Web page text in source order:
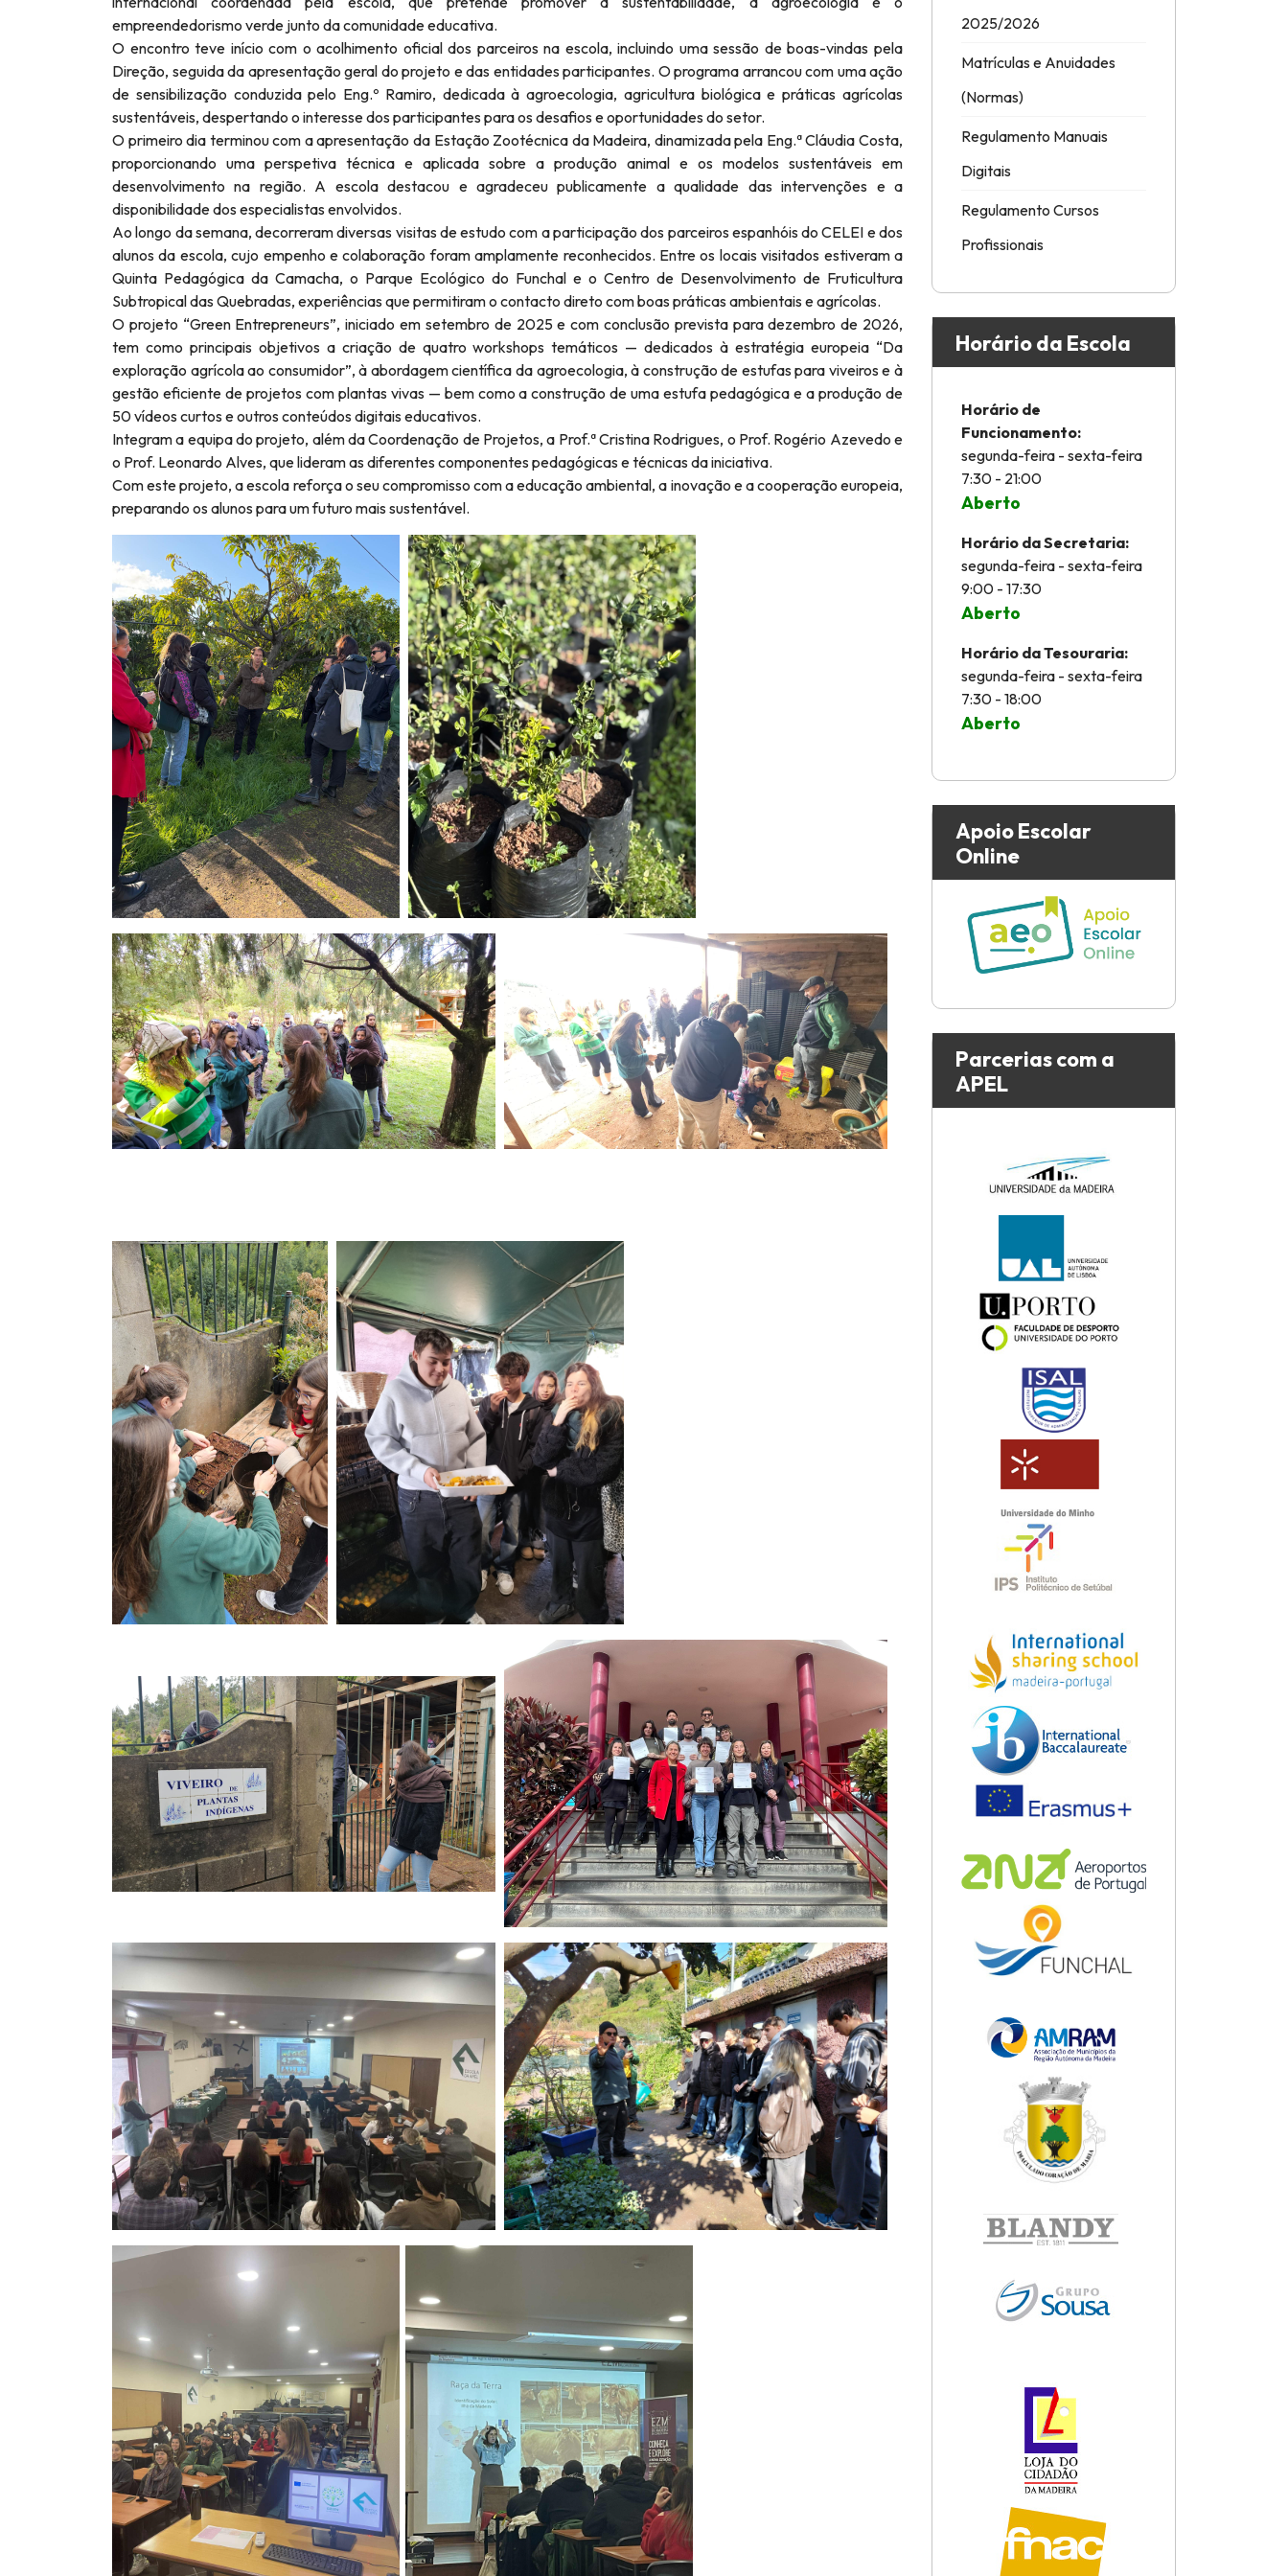
empreendedorismo verde junto da comunidade educativa.
O encontro teve início com o acolhimento oficial dos parceiros na escola, incluindo uma sessão de boas-vindas pela
Direção, seguida da apresentação geral do projeto e das entidades participantes. O programa arrancou com uma ação
de sensibilização conduzida pelo Eng.º Ramiro, dedicada à agroecologia, agricultura biológica e práticas agrícolas
sustentáveis, despertando o interesse dos participantes para os desafios e oportunidades do setor.
O primeiro dia terminou com a apresentação da Estação Zootécnica da Madeira, dinamizada pela Eng.ª Cláudia Costa,
proporcionando uma perspetiva técnica e aplicada sobre a produção animal e os modelos sustentáveis em
desenvolvimento na região. A escola destacou e agradeceu publicamente a qualidade das intervenções e a
disponibilidade dos especialistas envolvidos.
Ao longo da semana, decorreram diversas visitas de estudo com a participação dos parceiros espanhóis do CELEI e dos
alunos da escola, cujo empenho e colaboração foram amplamente reconhecidos. Entre os locais visitados estiveram a
Quinta Pedagógica da Camacha, o Parque Ecológico do Funchal e o Centro de Desenvolvimento de Fruticultura
Subtropical das Quebradas, experiências que permitiram o contacto direto com boas práticas ambientais e agrícolas.
O projeto “Green Entrepreneurs”, iniciado em setembro de 2025 e com conclusão prevista para dezembro de 2026,
tem como principais objetivos a criação de quatro workshops temáticos — dedicados à estratégia europeia “Da
exploração agrícola ao consumidor”, à abordagem científica da agroecologia, à construção de estufas para viveiros e à
gestão eficiente de projetos com plantas vivas — bem como a construção de uma estufa pedagógica e a produção de
50 vídeos curtos e outros conteúdos digitais educativos.
Integram a equipa do projeto, além da Coordenação de Projetos, a Prof.ª Cristina Rodrigues, o Prof. Rogério Azevedo e
o Prof. Leonardo Alves, que lideram as diferentes componentes pedagógicas e técnicas da iniciativa.
Com este projeto, a escola reforça o seu compromisso com a educação ambiental, a inovação e a cooperação europeia,
preparando os alunos para um futuro mais sustentável.
2025/2026
Matrículas e Anuidades
(Normas)
Regulamento Manuais
Digitais
Regulamento Cursos
Profissionais
Horário da Escola
Horário de
Funcionamento:
segunda-feira - sexta-feira
7:30 - 21:00
Aberto
Horário da Secretaria:
segunda-feira - sexta-feira
9:00 - 17:30
Aberto
Horário da Tesouraria:
segunda-feira - sexta-feira
7:30 - 18:00
Aberto
Apoio Escolar
Online
Parcerias com a
APEL